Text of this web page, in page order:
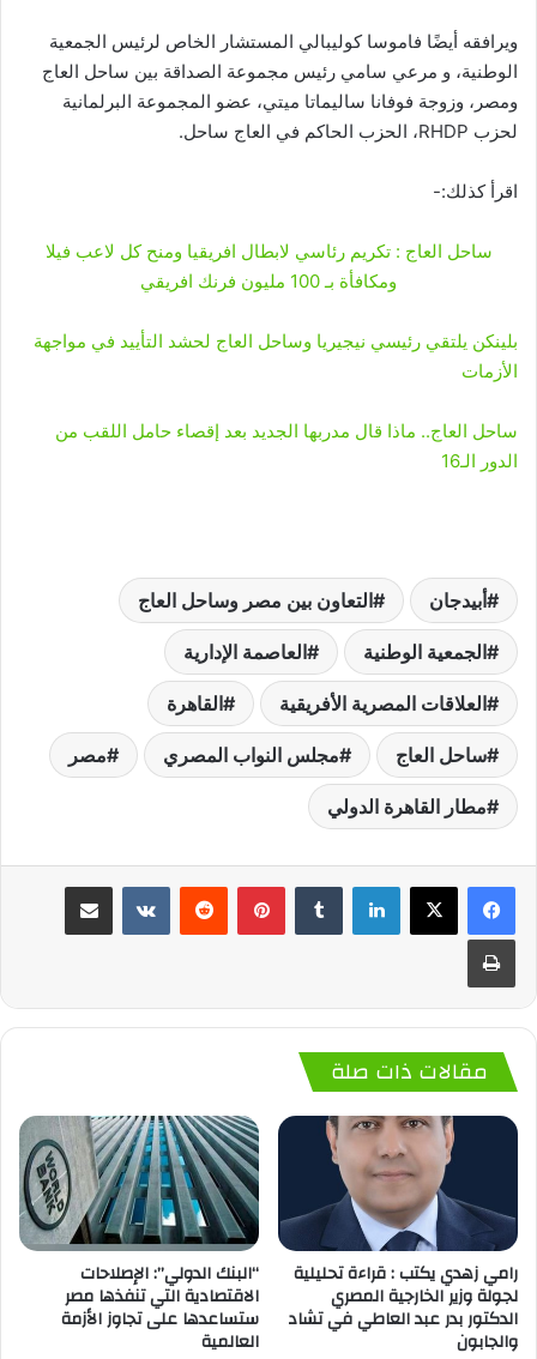
ويرافقه أيضًا فاموسا كوليبالي المستشار الخاص لرئيس الجمعية
الوطنية، و مرعي سامي رئيس مجموعة الصداقة بين ساحل العاج
ومصر، وزوجة فوفانا ساليماتا ميتي، عضو المجموعة البرلمانية
لحزب RHDP، الحزب الحاكم في العاج ساحل.
اقرأ كذلك:-
ساحل العاج : تكريم رئاسي لابطال افريقيا ومنح كل لاعب فيلا
ومكافأة بـ 100 مليون فرنك افريقي
بلينكن يلتقي رئيسي نيجيريا وساحل العاج لحشد التأييد في مواجهة
الأزمات
ساحل العاج.. ماذا قال مدربها الجديد بعد إقصاء حامل اللقب من
الدور الـ16
أبيدجان التعاون بين مصر وساحل العاج
الجمعية الوطنية العاصمة الإدارية
العلاقات المصرية الأفريقية القاهرة
ساحل العاج مجلس النواب المصري مصر
مطار القاهرة الدولي
لينكدإن بينتيريست
مقالات ذات صلة
رامي زهدي يكتب : قراءة تحليلية
لجولة وزير الخارجية المصري
الدكتور بدر عبد العاطي في تشاد
والجابون
“البنك الدولي”: الإصلاحات
الاقتصادية التي تنفذها مصر
ستساعدها على تجاوز الأزمة
العالمية